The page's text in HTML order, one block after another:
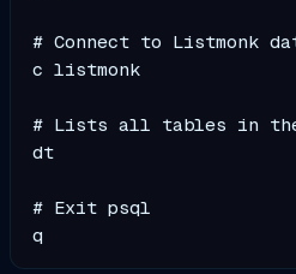
# Connect to Listmonk
c listmonk
# Lists all tables in the
dt
# Exit psql